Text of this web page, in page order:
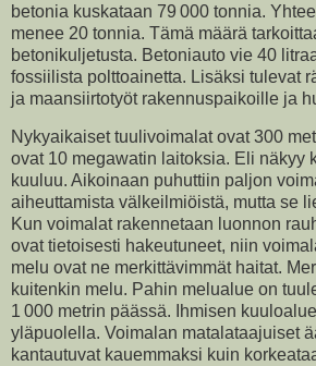
betonia kuskataan 79 000 tonnia.
menee 20 tonnia. Tämä määrä
betonikuljetusta. Betoniauto vie 40
fossiilista polttoainetta. Lisäksi tulevat
ja maansiirtotyöt rakennuspaikoille ja
Nykyaikaiset tuulivoimalat ovat 300
ovat 10 megawatin laitoksia. Eli näkyy
kuuluu. Aikoinaan puhuttiin paljon
aiheuttamista välkeilmiöistä, mutta se
Kun voimalat rakennetaan luonnon
ovat tietoisesti hakeutuneet, niin
melu ovat ne merkittävimmät haitat.
kuitenkin melu. Pahin melualue on
1 000 metrin päässä. Ihmisen
yläpuolella. Voimalan matalataajuiset
kantautuvat kauemmaksi kuin